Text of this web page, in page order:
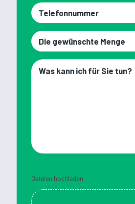
Adresse
Rufnummer
Die
gewünschte
Menge
Was
Dateien hochladen